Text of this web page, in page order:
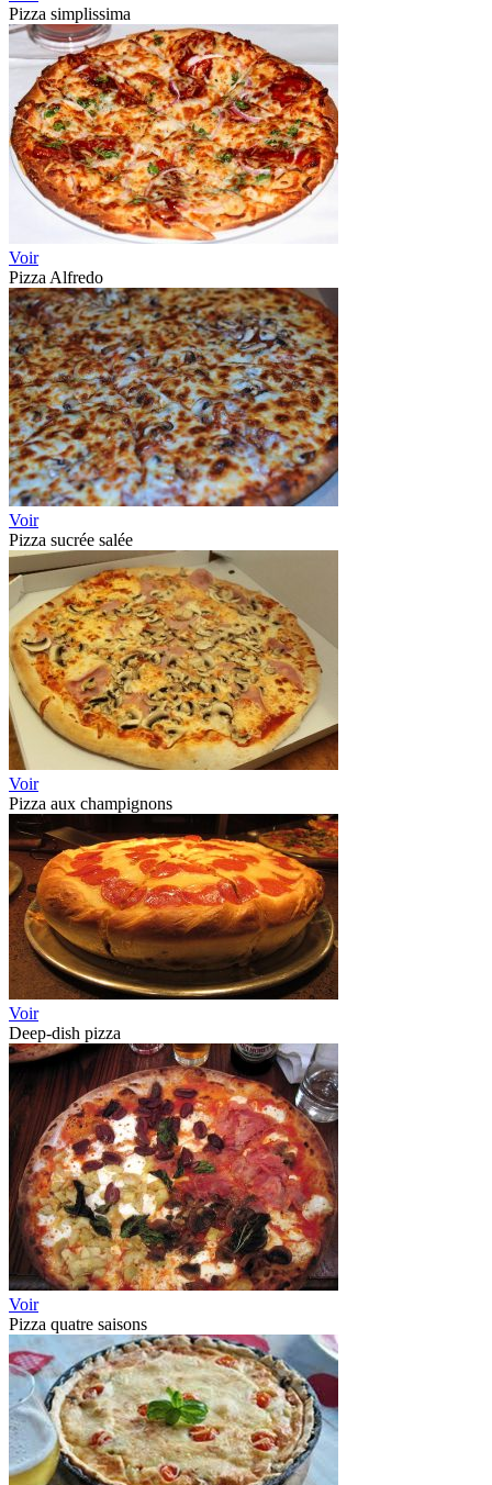
Pizza simplissima
Voir
Pizza Alfredo
Voir
Pizza sucrée salée
Voir
Pizza aux champignons
Voir
Deep-dish pizza
Voir
Pizza quatre saisons